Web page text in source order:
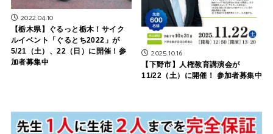
2022.04.10
【栃木県】ぐるっと栃木！サイク
ルイベント「ぐるとち2022」が
5/21（土）、22（日）に開催！参
加者募集中
2025.10.16
【下野市】人権教育講演会が
11/22（土）に開催！ 参加者募集中